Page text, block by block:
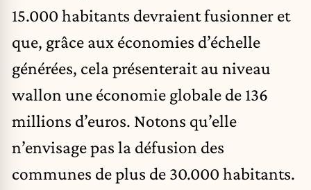
15.000 habitants devraient fusionner et
que, grâce aux économies d’échelle
générées, cela présenterait au niveau
wallon une économie globale de 136
millions d’euros. Notons qu’elle
n’envisage pas la défusion des
communes de plus de 30.000 habitants.